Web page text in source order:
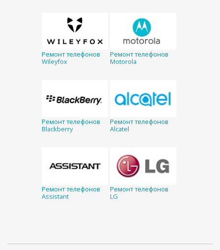
Ремонт телефонов
Wileyfox
Ремонт телефонов
Motorola
Ремонт телефонов
Blackberry
Ремонт телефонов
Alcatel
Ремонт телефонов
Assistant
Ремонт телефонов
LG